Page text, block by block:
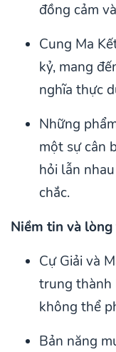
đồng cảm
Cung Ma
kỷ, mang
nghĩa thực
Những
một sự cân
hỏi lẫn
chắc.
Niềm tin và
Cự Giải và
trung thành
không thể
Bản năng